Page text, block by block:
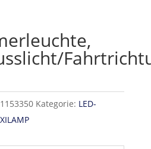
Kategorie: LED-